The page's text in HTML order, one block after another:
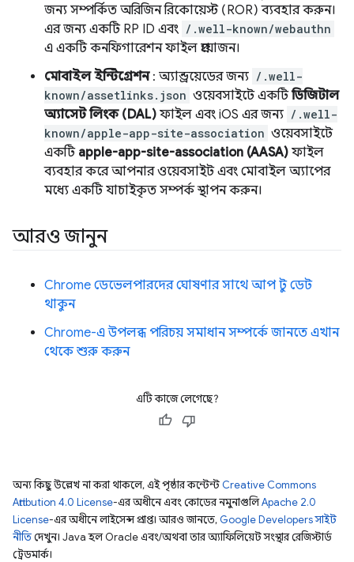
জন্য সম্পর্কিত অরিজিন রিকোয়েস্ট (ROR) ব্যবহার করুন।
এর জন্য একটি RP ID এবং /.well-known/webauthn
এ একটি কনফিগারেশন ফাইল প্রয়োজন।
মোবাইল ইন্টিগ্রেশন: অ্যান্ড্রয়েডের জন্য /.well-
known/assetlinks.json ওয়েবসাইটে একটিডিজিটাল
অ্যাসেট লিংক (DAL) ফাইল এবং iOS এর জন্য /.well-
known/apple-app-site-association ওয়েবসাইটে
একটি apple-app-site-association (AASA) ফাইল
ব্যবহার করে আপনার ওয়েবসাইট এবং মোবাইল অ্যাপের
মধ্যে একটি যাচাইকৃত সম্পর্ক স্থাপন করুন।
আরও জানুন
Chrome ডেভেলপারদের ঘোষণার সাথে আপ টু ডেট
থাকুন
Chrome-এ উপলব্ধ পরিচয় সমাধান সম্পর্কে জানতে এখান
থেকে শুরু করুন
এটি কাজে লেগেছে?
অন্য কিছু উল্লেখ না করা থাকলে, এই পৃষ্ঠার কন্টেন্ট Creative Commons
Attribution 4.0 License-এর অধীনে এবং কোডের নমুনাগুলিApache 2.0
License-এর অধীনে লাইসেন্স প্রাপ্ত। আরও জানতে, Google Developers সাইট
নীতিদেখুন। Java হল Oracle এবং/অথবা তার অ্যাফিলিয়েট সংস্থার রেজিস্টার্ড
ট্রেডমার্ক।